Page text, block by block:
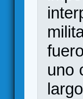
uno